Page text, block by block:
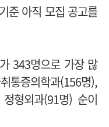
준 아직 모집 공고를
343명으로 가장 많
통증의학과(156명),
형외과(91명) 순이